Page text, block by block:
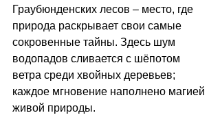
Граубюнденских лесов – место, где
природа раскрывает свои самые
сокровенные тайны. Здесь шум
водопадов сливается с шёпотом
ветра среди хвойных деревьев;
каждое мгновение наполнено магией
живой природы.